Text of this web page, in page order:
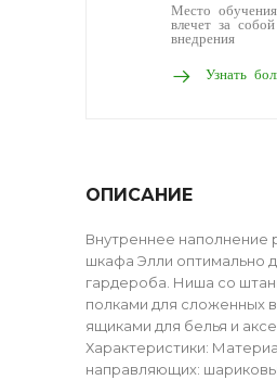
Место
влечет за
внедрения
Узнать
ОПИСАНИЕ
Внутреннее наполнение
шкафа Элли оптимально
гардероба. Ниша со
полками для сложенных
ящиками для белья и
Характеристики:
направляющих: